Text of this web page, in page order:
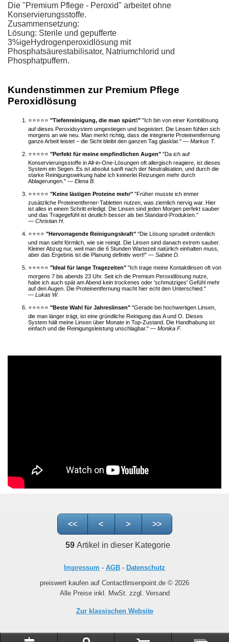
Die "Premium Pflege - Peroxid" arbeitet ohne
Konservierungsstoffe.
Zusammensetzung:
Lösung: Sterile und gepufferte
3%igeHydrogenperoxidlösung mit
Phosphatsäurestabilisator, Natriumchlorid und
Phosphatpuffern.
Kundenstimmen zur Premium Pflege
Peroxidlösung
⭐⭐⭐⭐⭐ "Tiefenreinigung, die man spürt!" "Ich bin von einer Kombilösung
auf dieses Peroxidsystem umgestiegen und begeistert. Die Linsen fühlen sich
morgens an wie neu. Man merkt richtig, dass die integrierte Proteinentfernung
ganze Arbeit leistet – die Sicht bleibt den ganzen Tag glasklar." — Markus T.
⭐⭐⭐⭐⭐ "Perfekt für meine empfindlichen Augen" "Da ich auf
Konservierungsstoffe in All-in-One-Lösungen oft allergisch reagiere, ist dieses
System ein Segen. Es ist absolut sanft nach der Neutralisation, und durch die
starke Reinigungswirkung habe ich keinerlei Reizungen mehr durch
Ablagerungen." — Elena B.
⭐⭐⭐⭐⭐ "Keine lästigen Proteine mehr" "Früher musste ich immer
zusätzliche Proteinentferner-Tabletten nutzen, was ziemlich nervig war. Hier
ist alles in einem Schritt erledigt. Die Linsen sind jeden Morgen perfekt sauber
und das Tragegefühl ist deutlich besser als bei Standard-Produkten."
— Christian H.
⭐⭐⭐⭐ "Hervorragende Reinigungskraft" "Die Lösung sprudelt ordentlich
und man sieht förmlich, wie sie reinigt. Die Linsen sind danach extrem sauber.
Kleiner Abzug nur, weil man die 6 Stunden Wartezeit natürlich einhalten muss,
aber das Ergebnis ist die Planung definitiv wert!" — Sabine D.
⭐⭐⭐⭐⭐ "Ideal für lange Tragezeiten" "Ich trage meine Kontaktlinsen oft von
morgens 7 bis abends 23 Uhr. Seit ich die Premium Peroxidlösung nutze,
habe ich auch spät am Abend kein trockenes oder 'schmutziges' Gefühl mehr
auf den Augen. Die Proteinentfernung macht hier echt den Unterschied."
— Lukas W.
⭐⭐⭐⭐⭐ "Beste Wahl für Jahreslinsen" "Gerade bei hochwertigen Linsen,
die man länger trägt, ist eine gründliche Reinigung das A und O. Dieses
System hält meine Linsen über Monate in Top-Zustand. Die Handhabung ist
einfach und die Reinigungsleistung unschlagbar." — Monika F.
<< < > >>
59Artikel in dieser Kategorie
Impressum - AGB - Datenschutz
preiswert kaufen auf Contactlinsenpoint.de © 2026
Alle Preise inkl. MwSt. zzgl. Versand
Zur klassischen Website